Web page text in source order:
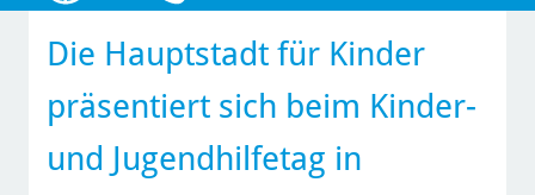
Die Hauptstadt für Kinder
präsentiert sich beim Kinder-
und Jugendhilfetag in